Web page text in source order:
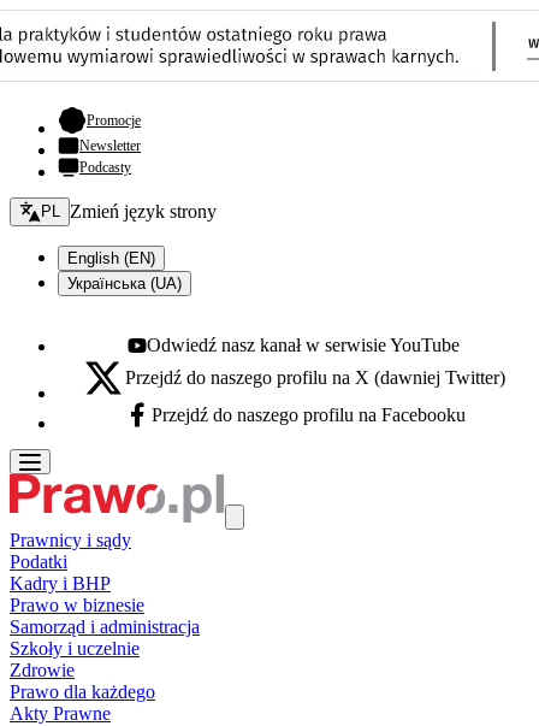
Promocje- otwiera się w nowej karcie
Newsletter
Podcasty
Zmień język - bieżący:
PL Zmień język strony
English (EN)
Українська (UA)
Youtube - otwiera się w nowej karcie
Odwiedź nasz kanał w serwisie YouTube
X - otwiera się w nowej karcie
Przejdź do naszego profilu na X (dawniej Twitter)
Facebook - otwiera się w nowej karcie
Przejdź do naszego profilu na Facebooku
Prawnicy i sądy
Podatki
Kadry i BHP
Prawo w biznesie
Samorząd i administracja
Szkoły i uczelnie
Zdrowie
Prawo dla każdego
Akty Prawne